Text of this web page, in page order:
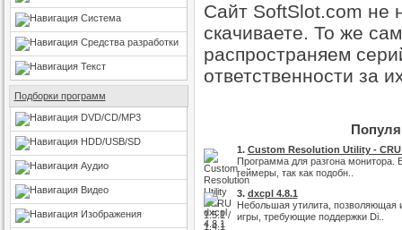
Система
Средства разработки
Текст
Подборки программ
DVD/CD/MP3
HDD/USB/SD
Аудио
Видео
Изображения
Сайт SoftSlot.com не
скачиваете. То же
распространяем
ответственности за
1. Custom Resolution Utility - CRU
Программа для разгона монитора.
геймеры, так как подобн..
3. dxcpl 4.8.1
Небольшая утилита, позволяющая
игры, требующие поддержки Di..